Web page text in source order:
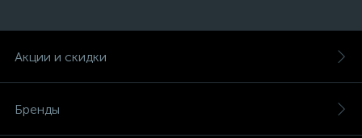
Акции и скидки
Бренды